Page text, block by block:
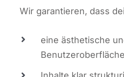
Wir garan­tie­ren, dass
eine ästhe­ti­sche